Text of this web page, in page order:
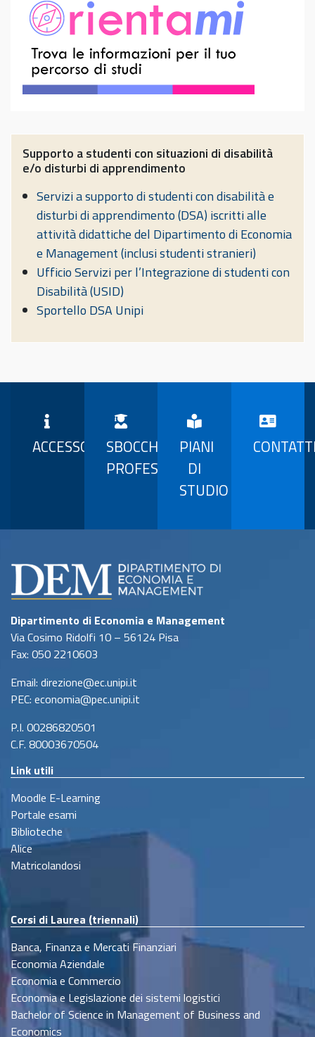
Supporto a studenti con situazioni di disabilità
e/o disturbi di apprendimento
Servizi a supporto di studenti con disabilità e
disturbi di apprendimento (DSA) iscritti alle
attività didattiche del Dipartimento di Economia
e Management (inclusi studenti stranieri)
Ufficio Servizi per l’Integrazione di studenti con
Disabilità (USID)
Sportello DSA Unipi
ACCESSO
SBOCCHI
PROFESSIONALI
PIANI
DI
STUDIO
Dipartimento di Economia e Management
Via Cosimo Ridolfi 10 – 56124 Pisa
Fax: 050 2210603
Email: direzione@ec.unipi.it
PEC: economia@pec.unipi.it
P.I. 00286820501
C.F. 80003670504
Link utili
Moodle E-Learning
Portale esami
Biblioteche
Alice
Matricolandosi
Corsi di Laurea (triennali)
Banca, Finanza e Mercati Finanziari
Economia Aziendale
Economia e Commercio
Economia e Legislazione dei sistemi logistici
Bachelor of Science in Management of Business and
Economics